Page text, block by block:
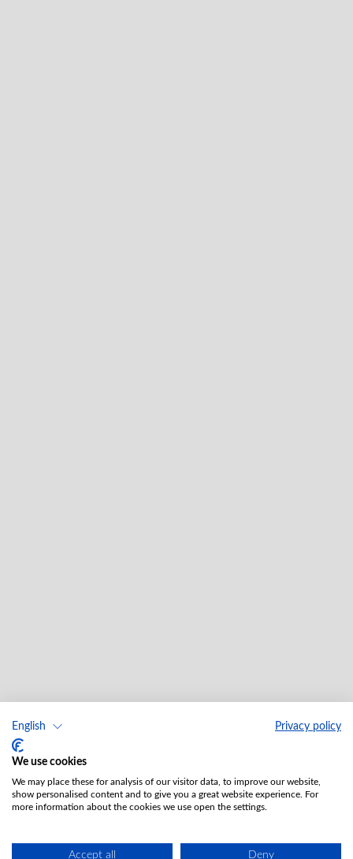
English Privacy policy
We use cookies
We may place these for analysis of our visitor data, to improve our website,
show personalised content and to give you a great website experience. For
more information about the cookies we use open the settings.
Accept all Deny